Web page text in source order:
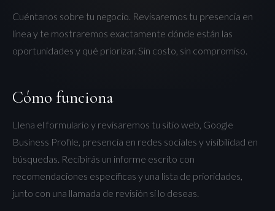
Cuéntanos sobre tu negocio. Revisaremos tu presencia en
línea y te mostraremos exactamente dónde están las
oportunidades y qué priorizar. Sin costo, sin compromiso.
Cómo funciona
Llena el formulario y revisaremos tu sitio web, Google
Business Profile, presencia en redes sociales y visibilidad en
búsquedas. Recibirás un informe escrito con
recomendaciones específicas y una lista de prioridades,
junto con una llamada de revisión si lo deseas.